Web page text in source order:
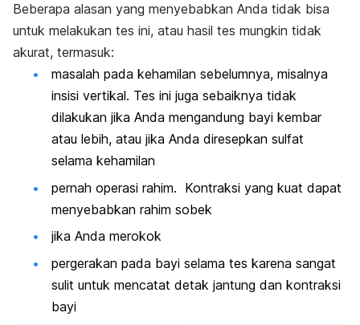
Beberapa alasan yang menyebabkan Anda tidak bisa
untuk melakukan tes ini, atau hasil tes mungkin tidak
akurat, termasuk:
masalah pada kehamilan sebelumnya, misalnya
insisi vertikal. Tes ini juga sebaiknya tidak
dilakukan jika Anda mengandung bayi kembar
atau lebih, atau jika Anda diresepkan sulfat
selama kehamilan
pernah operasi rahim. Kontraksi yang kuat dapat
menyebabkan rahim sobek
jika Anda merokok
pergerakan pada bayi selama tes karena sangat
sulit untuk mencatat detak jantung dan kontraksi
bayi